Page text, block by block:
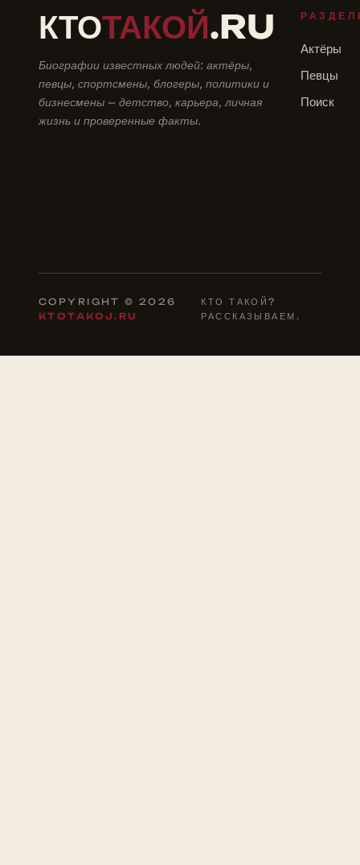
КТОТАКОЙ.RU
Биографии известных людей: актёры,
певцы, спортсмены, блогеры, политики и
бизнесмены — детство, карьера, личная
жизнь и проверенные факты.
Актёры
Певцы
Поиск
COPYRIGHT © 2026
KTOTAKOJ.RU
КТО ТАКОЙ?
РАССКАЗЫВАЕМ.